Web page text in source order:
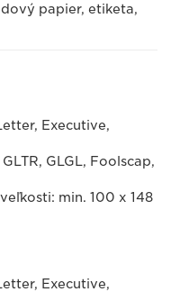
papier, etiketa,
Executive,
GLGL, Foolscap,
min. 100 x 148
Executive,